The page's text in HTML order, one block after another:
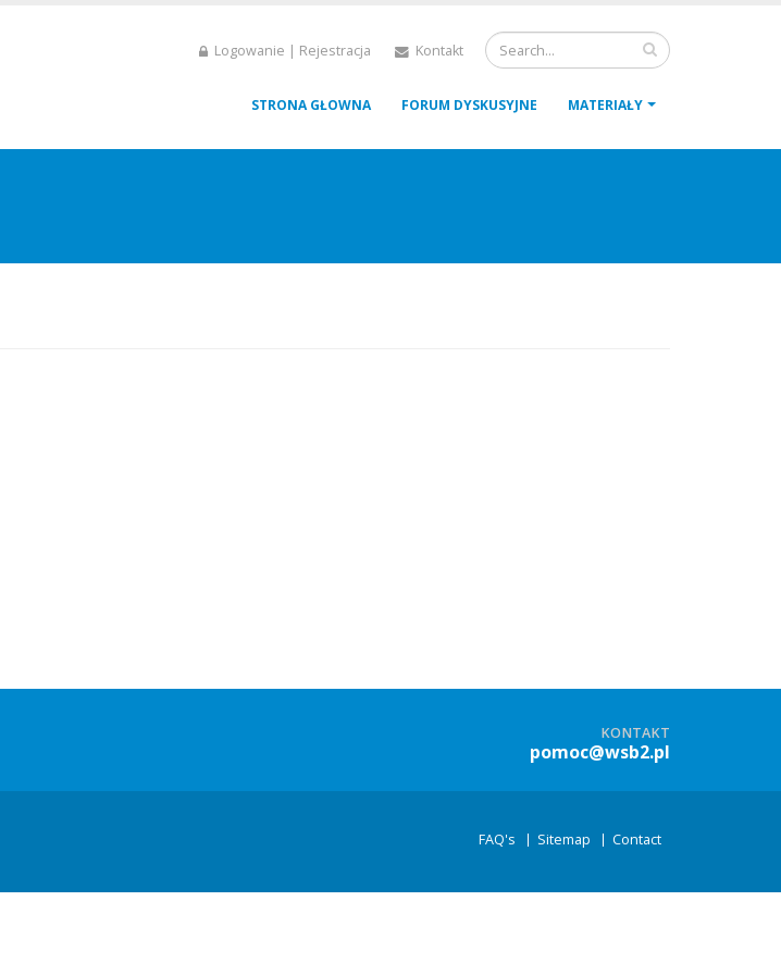
Logowanie | Rejestracja Kontakt
STRONA GŁOWNA FORUM DYSKUSYJNE MATERIAŁY
KONTAKT
pomoc@wsb2.pl
FAQ's Sitemap Contact